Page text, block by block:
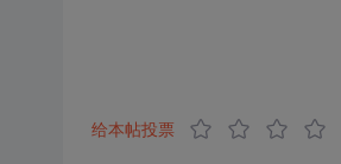
给本帖投票